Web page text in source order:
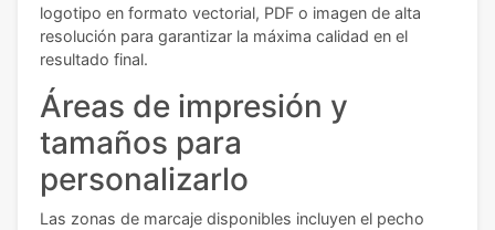
logotipo en formato vectorial, PDF o imagen de alta
resolución para garantizar la máxima calidad en el
resultado final.
Áreas de impresión y
tamaños para
personalizarlo
Las zonas de marcaje disponibles incluyen el pecho